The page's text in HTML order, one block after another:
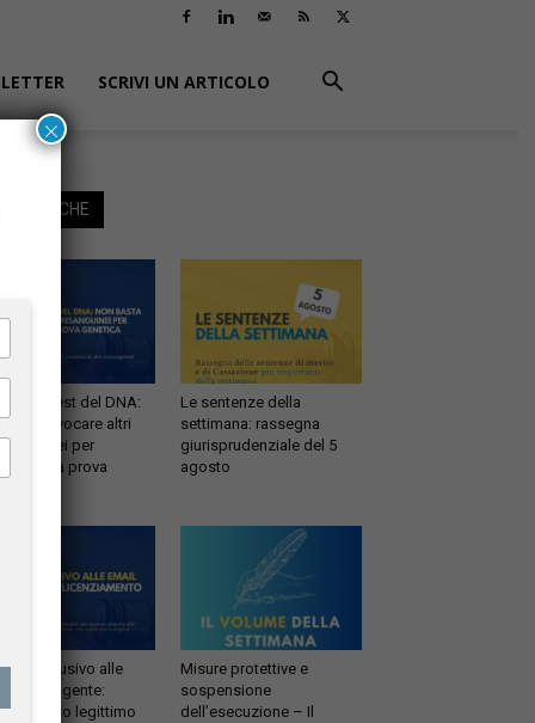
SCRIVI UN ARTICOLO
ANCHE
e test del DNA:
basta evocare altri
per
la prova
Le sentenze della
settimana: rassegna
giurisprudenziale del 5
agosto
abusivo alle
del dirigente:
legittimo
Misure protettive e
sospensione
dell’esecuzione – Il
×